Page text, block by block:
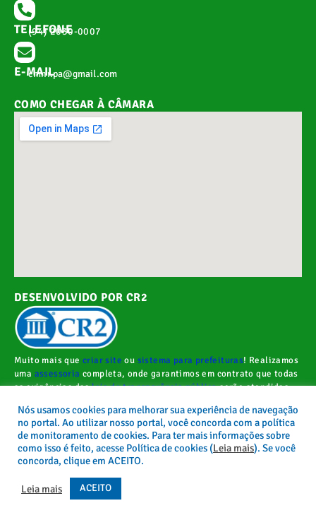
TELEFONE
(94) 2030-0007
E-MAIL
cmnr.pa@gmail.com
COMO CHEGAR À CÂMARA
DESENVOLVIDO POR CR2
Muito mais quecriar site ou sistema para prefeituras! Realizamos
uma assessoria completa, onde garantimos em contrato que todas
as exigências dasleis de transparência públicaserão atendidas.
Conheça oPNTPe oRadar da Transparência Pública
Todos os direitos reservados a Câmara Municipal de Novo Repartimento.
Nós usamos cookies para melhorar sua experiência de navegação
no portal. Ao utilizar nosso portal, você concorda com a política
de monitoramento de cookies. Para ter mais informações sobre
como isso é feito, acesse Política de cookies (Leia mais). Se você
concorda, clique em ACEITO.
Leia mais ACEITO